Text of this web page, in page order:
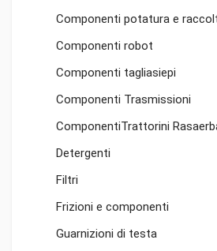
Componenti potatura e
Componenti robot
Componenti tagliasiepi
Componenti Trasmissioni
ComponentiTrattorini
Detergenti
Filtri
Frizioni e componenti
Guarnizioni di testa